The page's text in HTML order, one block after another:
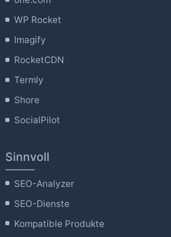
WP Rocket
Imagify
RocketCDN
Termly
Shore
SocialPilot
Sinnvoll
SEO-Analyzer
SEO-Dienste
Kompatible Produkte